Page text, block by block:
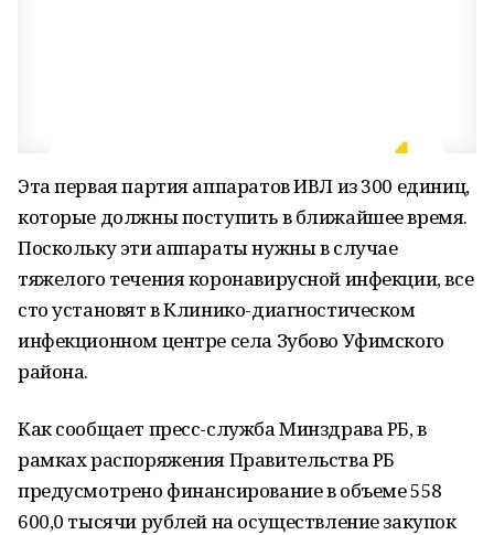
Эта первая партия аппаратов ИВЛ из 300 единиц,
которые должны поступить в ближайшее время.
Поскольку эти аппараты нужны в случае
тяжелого течения коронавирусной инфекции, все
сто установят в Клинико-диагностическом
инфекционном центре села Зубово Уфимского
района.
Как сообщает пресс-служба Минздрава РБ, в
рамках распоряжения Правительства РБ
предусмотрено финансирование в объеме 558
600,0 тысячи рублей на осуществление закупок